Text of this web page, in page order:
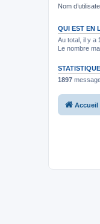
Nom
QUI EST EN
Au total, il y a
Le nombre
1897
Accueil